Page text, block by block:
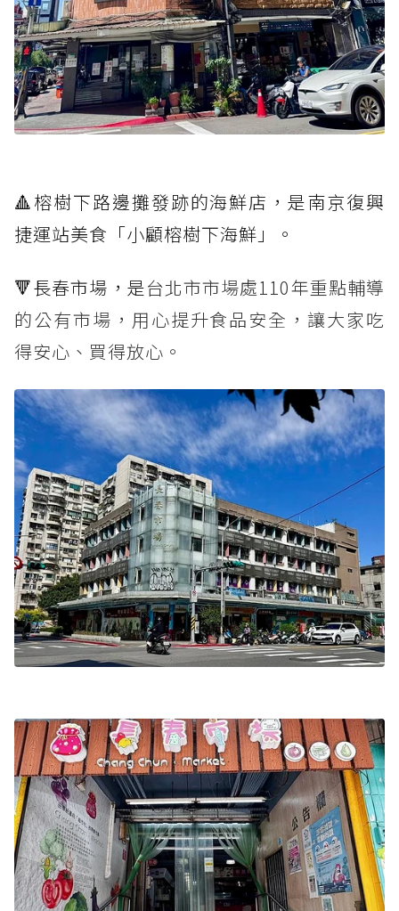
🔺榕樹下路邊攤發跡的海鮮店，是南京復興
捷運站美食「小顧榕樹下海鮮」。
🔻長春市場，是台北市市場處110年重點輔導
的公有市場，用心提升食品安全，讓大家吃
得安心、買得放心。